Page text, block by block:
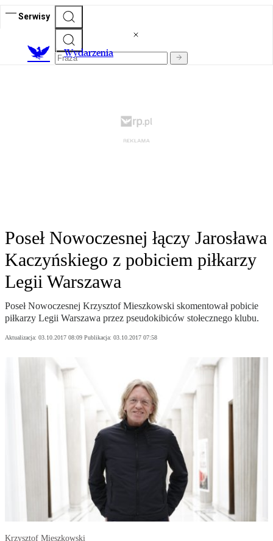
Serwisy
Wydarzenia
Poseł Nowoczesnej łączy Jarosława
Kaczyńskiego z pobiciem piłkarzy
Legii Warszawa
Poseł Nowoczesnej Krzysztof Mieszkowski skomentował pobicie
piłkarzy Legii Warszawa przez pseudokibiców stołecznego klubu.
Aktualizacja: 03.10.2017 08:09 Publikacja: 03.10.2017 07:58
Krzysztof Mieszkowski